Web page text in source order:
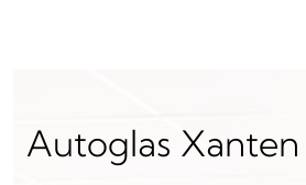
Autoglas Xanten